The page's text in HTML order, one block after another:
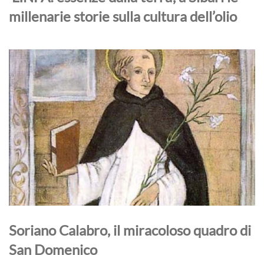
millenarie storie sulla cultura dell’olio
Soriano Calabro, il miracoloso quadro di
San Domenico